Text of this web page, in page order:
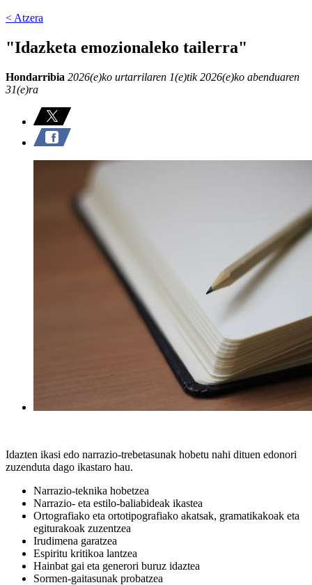
< Atzera
"Idazketa emozionaleko tailerra"
Hondarribia 2026(e)ko urtarrilaren 1(e)tik 2026(e)ko abenduaren
31(e)ra
Idazten ikasi edo narrazio-trebetasunak hobetu nahi dituen edonori
zuzenduta dago ikastaro hau.
Narrazio-teknika hobetzea
Narrazio- eta estilo-baliabideak ikastea
Ortografiako eta ortotipografiako akatsak, gramatikakoak eta
egiturakoak zuzentzea
Irudimena garatzea
Espiritu kritikoa lantzea
Hainbat gai eta generori buruz idaztea
Sormen-gaitasunak probatzea